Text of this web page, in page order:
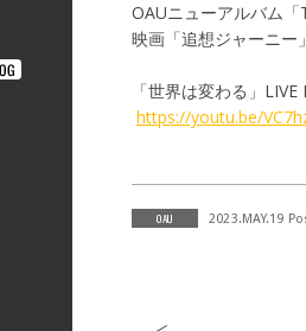
OAUニューアルバム
映画「追想ジャーニー
「世界は変わる」LIVE
https://youtu.be/
OAU 2023.MAY.19